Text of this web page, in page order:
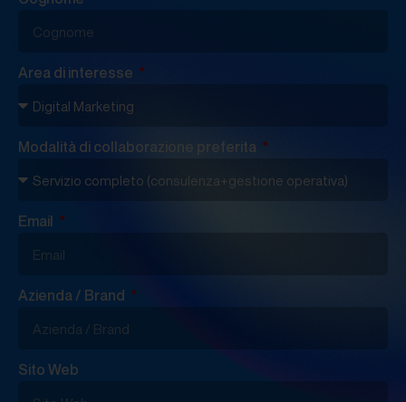
Area di interesse
Modalità di collaborazione preferita
Email
Azienda / Brand
Sito Web